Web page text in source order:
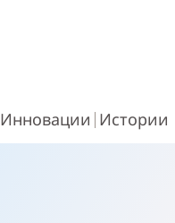
Инновации Истории